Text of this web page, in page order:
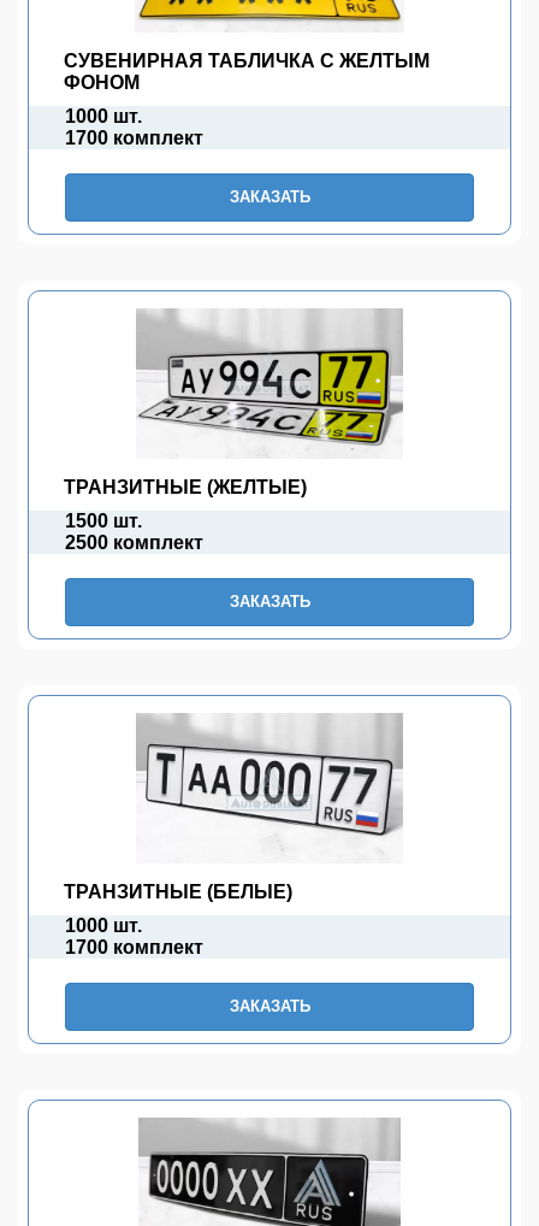
СУВЕНИРНАЯ ТАБЛИЧКА С ЖЕЛТЫМ
ФОНОМ
1000 шт.
1700 комплект
ЗАКАЗАТЬ
ТРАНЗИТНЫЕ (ЖЕЛТЫЕ)
1500 шт.
2500 комплект
ЗАКАЗАТЬ
ТРАНЗИТНЫЕ (БЕЛЫЕ)
1000 шт.
1700 комплект
ЗАКАЗАТЬ